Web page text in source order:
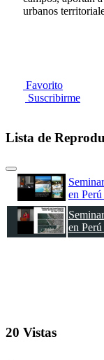
urbanos
Favorito
Suscribirme
Lista de
en
en
20 Vistas